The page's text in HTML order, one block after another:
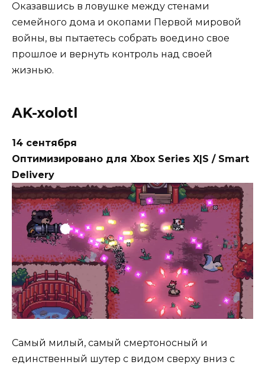
Оказавшись в ловушке между стенами
семейного дома и окопами Первой мировой
войны, вы пытаетесь собрать воедино свое
прошлое и вернуть контроль над своей
жизнью.
AK-xolotl
14 сентября
Оптимизировано для Xbox Series X|S / Smart
Delivery
Самый милый, самый смертоносный и
единственный шутер с видом сверху вниз с